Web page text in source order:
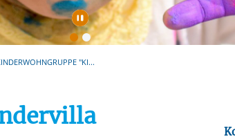
auf notwendige Cookies, die erforderlich zur
Website-Funktionen sind. Diese
von einer Einwilligung.
Automatische
"KI...